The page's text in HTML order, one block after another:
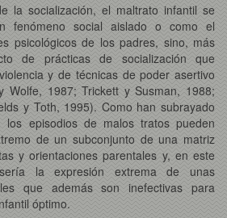
la socialización, el maltrato infantil se
fenómeno social aislado o como el
psicológicos de los padres, sino, más
de prácticas de socialización que
y de técnicas de poder asertivo
Wolfe, 1987; Trickett y Susman, 1988;
y Toth, 1995). Como han subrayado
los episodios de malos tratos pueden
de un subconjunto de una matriz
y orientaciones parentales y, en este
la expresión extrema de unas
que además son inefectivas para
óptimo.